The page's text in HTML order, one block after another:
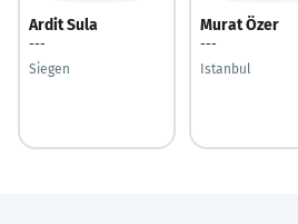
Ardit Sula
---
Siegen
Murat Özer
---
Istanbul